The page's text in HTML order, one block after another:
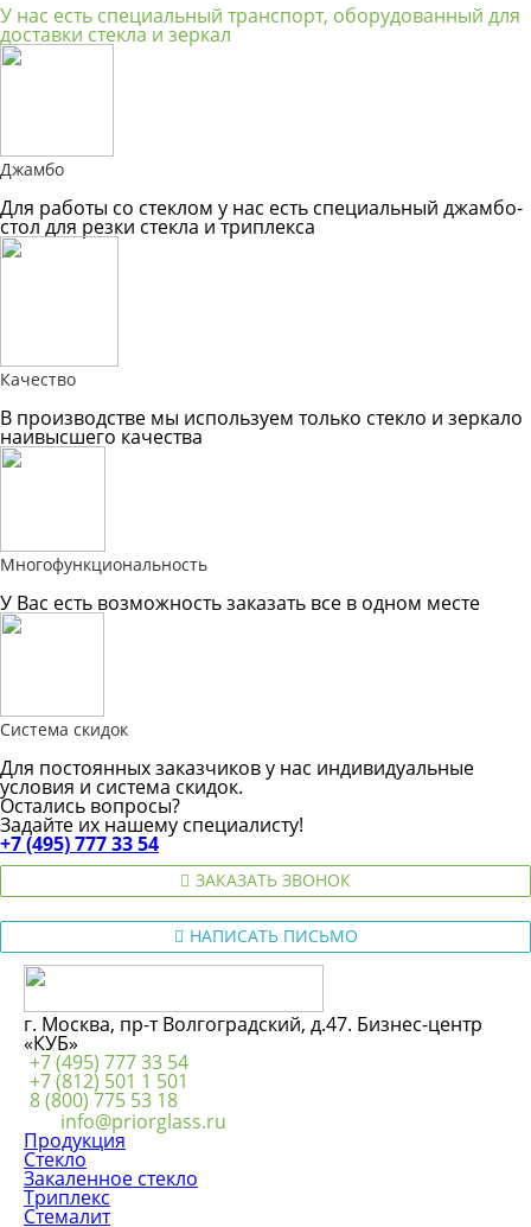
У нас есть специальный транспорт, оборудованный для
доставки стекла и зеркал
Джамбо
Для работы со стеклом у нас есть специальный джамбо-
стол для резки стекла и триплекса
Качество
В производстве мы используем только стекло и зеркало
наивысшего качества
Многофункциональность
У Вас есть возможность заказать все в одном месте
Система скидок
Для постоянных заказчиков у нас индивидуальные
условия и система скидок.
Остались вопросы?
Задайте их нашему специалисту!
+7 (495) 777 33 54
ЗАКАЗАТЬ ЗВОНОК
НАПИСАТЬ ПИСЬМО
г. Москва, пр-т Волгоградский, д.47. Бизнес-центр
«КУБ»
+7 (495) 777 33 54
+7 (812) 501 1 501
8 (800) 775 53 18
info@priorglass.ru
Продукция
Стекло
Закаленное стекло
Триплекс
Стемалит